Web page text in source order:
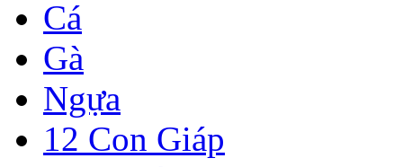
Cá
Gà
Ngựa
12 Con Giáp